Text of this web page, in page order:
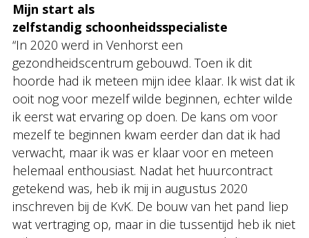
Mijn start als
zelfstandig schoonheidsspecialiste
“In 2020 werd in Venhorst een
gezondheidscentrum gebouwd. Toen ik dit
hoorde had ik meteen mijn idee klaar. Ik wist dat ik
ooit nog voor mezelf wilde beginnen, echter wilde
ik eerst wat ervaring op doen. De kans om voor
mezelf te beginnen kwam eerder dan dat ik had
verwacht, maar ik was er klaar voor en meteen
helemaal enthousiast. Nadat het huurcontract
getekend was, heb ik mij in augustus 2020
inschreven bij de KvK. De bouw van het pand liep
wat vertraging op, maar in die tussentijd heb ik niet